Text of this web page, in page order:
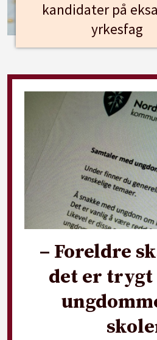
kandidater på
yrkesfag
– Foreldre
det er trygt